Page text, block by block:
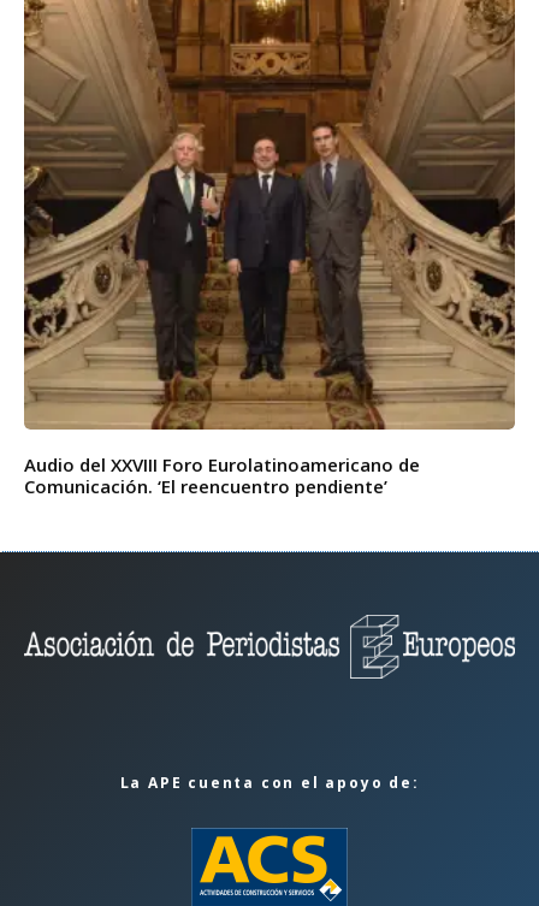
Audio del XXVIII Foro Eurolatinoamericano de
Comunicación. ‘El reencuentro pendiente’
La APE cuenta con el apoyo de: